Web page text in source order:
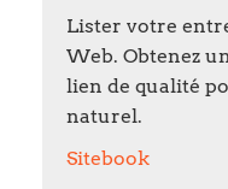
Lister votre
Web. Obtenez
lien de qualité
naturel.
Sitebook